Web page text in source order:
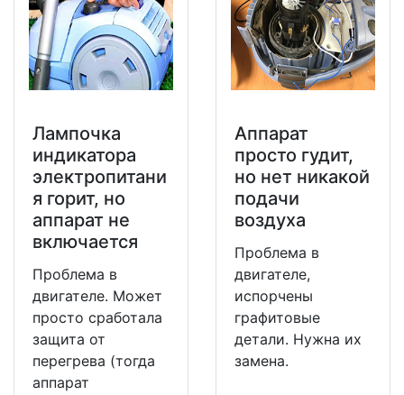
Лампочка
индикатора
электропитани
я горит, но
аппарат не
включается
Проблема в
двигателе. Может
просто сработала
защита от
перегрева (тогда
аппарат
Аппарат
просто гудит,
но нет никакой
подачи
воздуха
Проблема в
двигателе,
испорчены
графитовые
детали. Нужна их
замена.